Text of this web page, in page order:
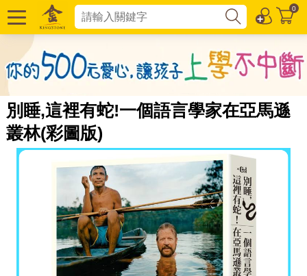
0
別睡,這裡有蛇!一個語言學家在亞馬遜
叢林(彩圖版)